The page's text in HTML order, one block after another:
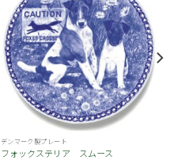
お
気
に
入
り
デンマーク製プレート
フォックステリア スムース